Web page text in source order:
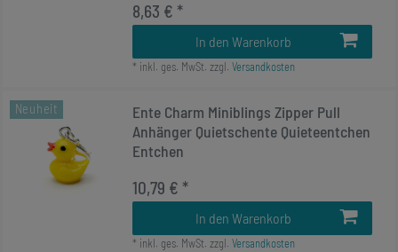
8,63 € *
In den Warenkorb
* inkl. ges. MwSt. zzgl. Versandkosten
Neuheit
Ente Charm Miniblings Zipper Pull
Anhänger Quietschente Quieteentchen
Entchen
10,79 € *
In den Warenkorb
* inkl. ges. MwSt. zzgl. Versandkosten